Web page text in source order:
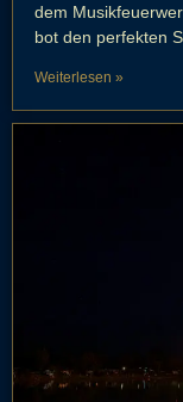
dem
bot den perfekten
Weiterlesen »